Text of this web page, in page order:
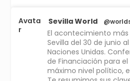
Avata
r
Sevilla World
El acontecimiento más
Sevilla del 30 de junio
Naciones Unidas.
de Financiación para
máximo nivel político,